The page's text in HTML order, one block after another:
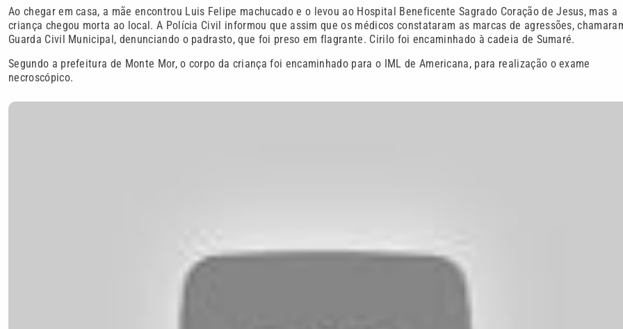
Ao chegar em casa, a mãe encontrou Luis Felipe machucado e o levou ao Hospital Beneficente Sagrado Coração de Jesus, mas a
criança chegou morta ao local. A Polícia Civil informou que assim que os médicos constataram as marcas de agressões,
Guarda Civil Municipal, denunciando o padrasto, que foi preso em flagrante. Cirilo foi encaminhado à cadeia de Sumaré.
Segundo a prefeitura de Monte Mor, o corpo da criança foi encaminhado para o IML de Americana, para realização o exame
necroscópico.